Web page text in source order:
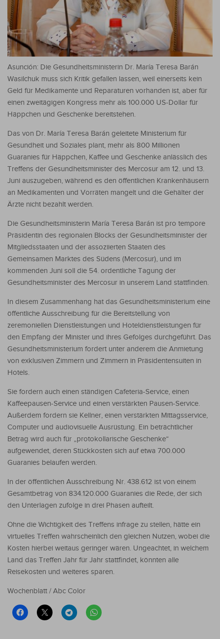
Asunción: Die Gesundheitsministerin Dr. María Teresa Barán
Wasilchuk muss sich Kritik gefallen lassen, weil einerseits kein
Geld für Medikamente und Reparaturen vorhanden ist, aber für
einen zweitägigen Kongress mehr als 100.000 US-Dollar für
Häppchen und Geschenke bereitstehen.
Das von Dr. María Teresa Barán geleitete Ministerium für
Gesundheit und Soziales plant, mehr als 800 Millionen
Guaranies für Häppchen, Kaffee und Geschenke anlässlich des
Treffens der Gesundheitsminister des Mercosur am 12. und 13.
Juni auszugeben, während es den öffentlichen Krankenhäusern
an Medikamenten und Vorräten mangelt und die Gehälter der
Ärzte nicht bezahlt werden.
Die Gesundheitsministerin María Teresa Barán ist pro tempore
Präsidentin des regionalen Blocks der Gesundheitsminister der
Mitgliedsstaaten und der assoziierten Staaten des
Gemeinsamen Marktes des Südens (Mercosur), und im
kommenden Juni soll die 54. ordentliche Tagung der
Gesundheitsminister des Mercosur in unserem Land stattfinden.
In diesem Zusammenhang hat das Gesundheitsministerium eine
öffentliche Ausschreibung für die Bereitstellung von
zeremoniellen Dienstleistungen und Hoteldienstleistungen für
den Empfang der Minister und ihres Gefolges durchgeführt. Das
Gesundheitsministerium fordert unter anderem die Anmietung
von exklusiven Zimmern und Zimmern in Präsidentensuiten in
Hotels.
Sie fordern auch einen ständigen Cafeteria-Service, einen
Kaffeepausen-Service und einen verstärkten Pausen-Service.
Außerdem fordern sie Kellner, einen verstärkten Mittagsservice,
Computer und audiovisuelle Ausrüstung. Ein beträchtlicher
Betrag wird auch für „protokollarische Geschenke“
aufgewendet, deren Stückkosten sich auf etwa 700.000
Guaranies belaufen werden.
In der öffentlichen Ausschreibung Nr. 438.612 ist von einem
Gesamtbetrag von 834.120.000 Guaranies die Rede, der sich
den Unterlagen zufolge in drei Phasen aufteilt.
Ohne die Wichtigkeit des Treffens infrage zu stellen, hätte ein
virtuelles Treffen wahrscheinlich den gleichen Nutzen, wobei die
Kosten hierbei weitaus geringer wären. Ungeachtet, in welchem
Land das Treffen Jahr für Jahr stattfindet, könnten alle
Reisekosten und weiteres sparen.
Wochenblatt / Abc Color